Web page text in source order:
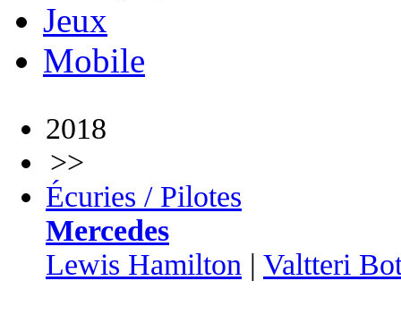
Jeux
Mobile
2018
>>
Écuries / Pilotes
Mercedes
Lewis Hamilton | Valtteri